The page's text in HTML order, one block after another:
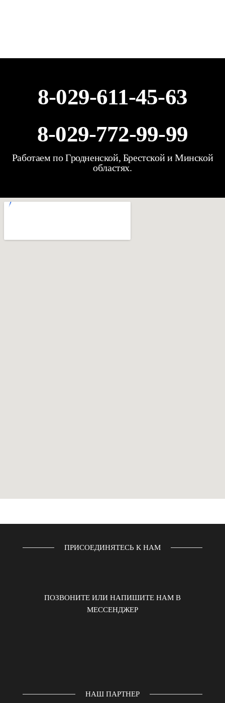
8-029-611-45-63
8-029-772-99-99
Работаем по Гродненской, Брестской и Минской
областях.
ПРИСОЕДИНЯТЕСЬ К НАМ
ПОЗВОНИТЕ ИЛИ НАПИШИТЕ НАМ В
МЕССЕНДЖЕР
НАШ ПАРТНЕР